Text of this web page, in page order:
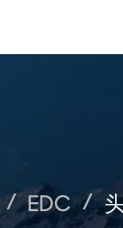
/ EDC /